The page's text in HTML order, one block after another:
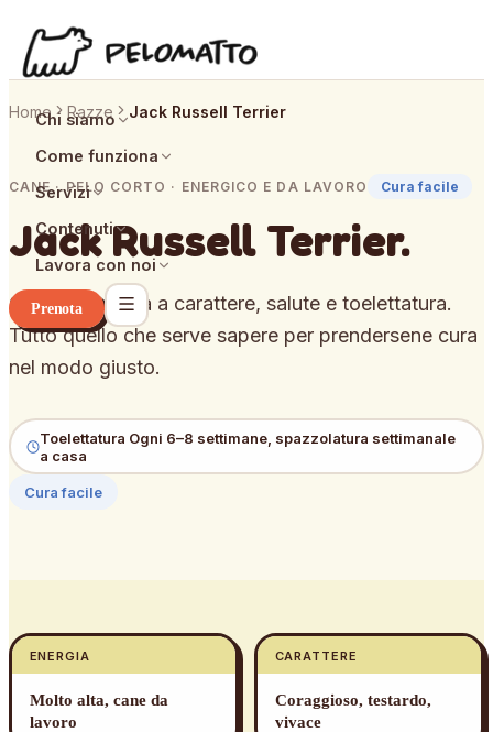
Chi siamo
Come funziona
Servizi
Contenuti
Lavora con noi
Prenota
Home Razze Jack Russell Terrier
CANE · PELO CORTO · ENERGICO E DA LAVORO Cura facile
Jack Russell Terrier.
Guida completa a carattere, salute e toelettatura.
Tutto quello che serve sapere per prendersene cura
nel modo giusto.
Toelettatura Ogni 6–8 settimane, spazzolatura settimanale
a casa
Cura facile
ENERGIA
Molto alta, cane da
lavoro
CARATTERE
Coraggioso, testardo,
vivace